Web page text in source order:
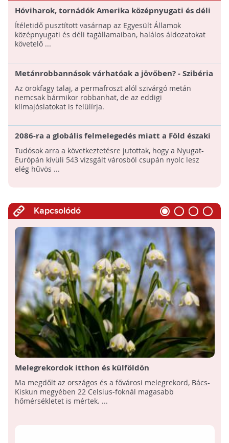
Hóviharok, tornádók Amerika középnyugati és déli
részén
Ítéletidő pusztított vasárnap az Egyesült Államok
középnyugati és déli tagállamaiban, halálos áldozatokat
követelő ...
Metánrobbannások várhatóak a jövőben? - Szibéria
olvadó örökfagy talaja "időzített bombákat" rejt
Az örökfagy talaj, a permafroszt alól szivárgó metán
nemcsak bármikor robbanhat, de az eddigi
klímajóslatokat is felülírja.
2086-ra a globális felmelegedés miatt a Föld északi
féltekén található legtöbb város alkalmatlanná
válhat nyári olimpia megrendezésére
Tudósok arra a következtetésre jutottak, hogy a Nyugat-
Európán kívüli 543 vizsgált városból csupán nyolc lesz
elég hűvös ...
Kapcsolódó
Melegrekordok itthon és külföldön
Ma megdőlt az országos és a fővárosi melegrekord, Bács-
Kiskun megyében 22 Celsius-foknál magasabb
hőmérsékletet is mértek. ...